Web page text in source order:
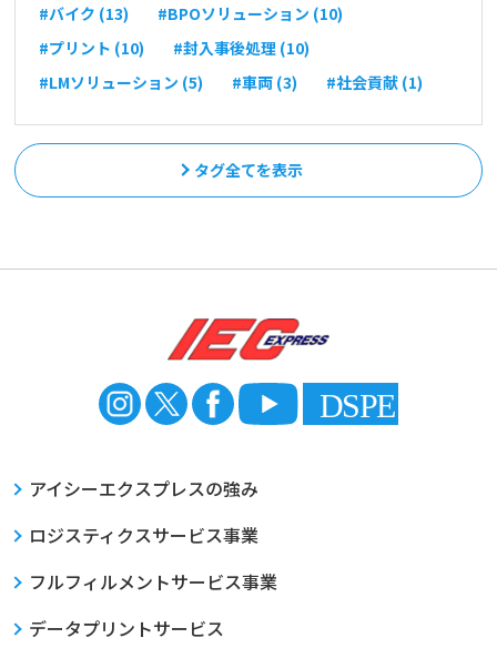
#バイク (13)
#BPOソリューション (10)
#プリント (10)
#封入事後処理 (10)
#LMソリューション (5)
#車両 (3) #社会貢献 (1)
タグ全てを表示
アイシーエクスプレスの強み
ロジスティクスサービス事業
フルフィルメントサービス事業
データプリントサービス